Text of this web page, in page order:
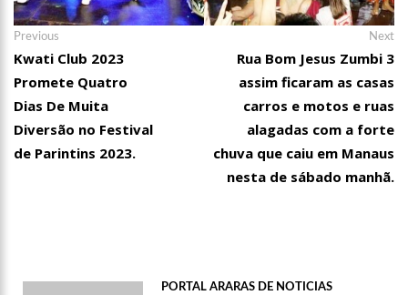
Karliane Oliveira Candidata à Rainha do
Navegação
de
Post
Previous
post:
Kwati Club 2023
Promete Quatro
Dias De Muita
Diversão no Festival
de Parintins 2023.
Next
Rua Bom Jesus Zumbi 3
assim ficaram as casas
carros e motos e ruas
alagadas com a forte
chuva que caiu em Manaus
nesta de sábado manhã.
PORTAL ARARAS DE NOTICIAS